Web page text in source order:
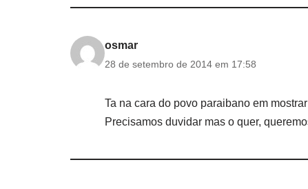
osmar
28 de setembro de 2014 em 17:58
Ta na cara do povo paraibano em
Precisamos duvidar mas o quer,